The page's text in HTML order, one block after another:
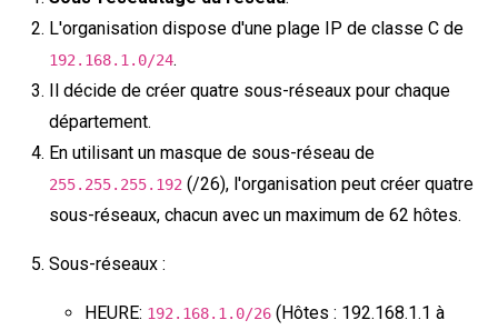
L'organisation dispose d'une plage IP de classe C de
192.168.1.0/24.
Il décide de créer quatre sous-réseaux pour chaque
département.
En utilisant un masque de sous-réseau de
255.255.255.192 (/26), l'organisation peut créer quatre
sous-réseaux, chacun avec un maximum de 62 hôtes.
Sous-réseaux :
HEURE: 192.168.1.0/26 (Hôtes : 192.168.1.1 à